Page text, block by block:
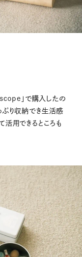
scope」で購入したの
ぷり収納でき生活感
用できるところも